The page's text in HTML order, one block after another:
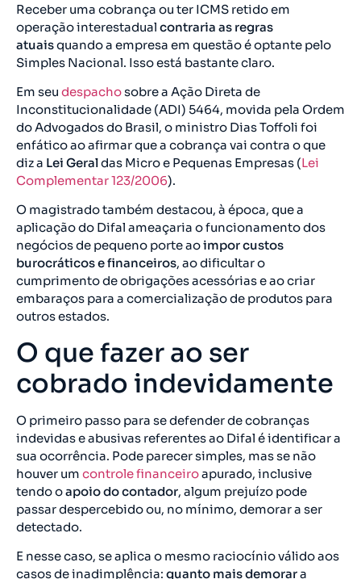
Receber uma cobrança ou ter ICMS retido em
operação interestadual contraria as regras
atuaisquando a empresa em questão é optante pelo
Simples Nacional. Isso está bastante claro.
Em seu despachosobre a Ação Direta de
Inconstitucionalidade (ADI) 5464, movida pela Ordem
do Advogados do Brasil, o ministro Dias Toffoli foi
enfático ao afirmar que a cobrança vai contra o que
diz a Lei Geraldas Micro e Pequenas Empresas (Lei
Complementar 123/2006).
O magistrado também destacou, à época, que a
aplicação do Difal ameaçaria o funcionamento dos
negócios de pequeno porte aoimpor custos
burocráticos e financeiros, ao dificultar o
cumprimento de obrigações acessórias e ao criar
embaraços para a comercialização de produtos para
outros estados.
O que fazer ao ser
cobrado indevidamente
O primeiro passo para se defender de cobranças
indevidas e abusivas referentes ao Difal é identificar a
sua ocorrência. Pode parecer simples, mas se não
houver um controle financeiroapurado, inclusive
tendo oapoio do contador, algum prejuízo pode
passar despercebido ou, no mínimo, demorar a ser
detectado.
E nesse caso, se aplica o mesmo raciocínio válido aos
casos de inadimplência: quanto mais demorara